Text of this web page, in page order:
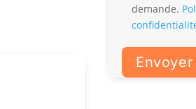
demande.